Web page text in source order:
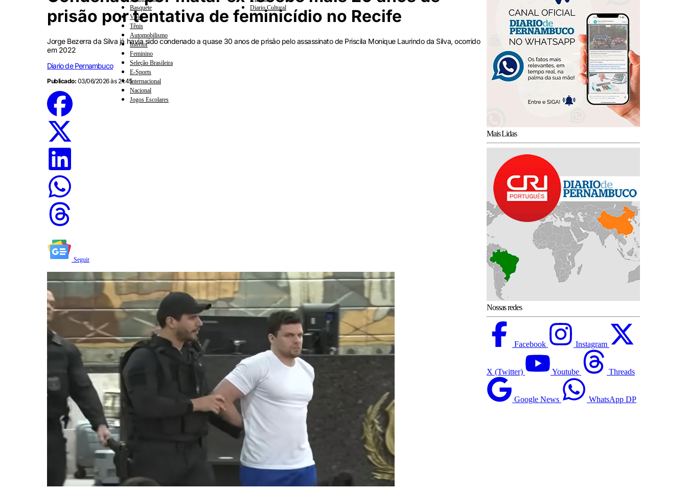
Basquete
Vôlei
Tênis
Automobilismo
Interior
Feminino
Seleção Brasileira
E-Sports
Internacional
Nacional
Jogos Escolares
Diario Cultural
prisão por tentativa de feminicídio no Recife
Jorge Bezerra da Silva já havia sido condenado a quase 30 anos de prisão pelo assassinato de Priscila Monique Laurindo da Silva, ocorrido
em 2022
Diario de Pernambuco
Publicado: 03/06/2026 às 21:45
Seguir
Mais Lidas
Nossas redes
Facebook Instagram
X (Twitter) Youtube Threads
Google News WhatsApp DP